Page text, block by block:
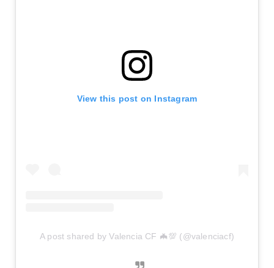
View this post on Instagram
A post shared by Valencia CF 🦇💯 (@valenciacf)